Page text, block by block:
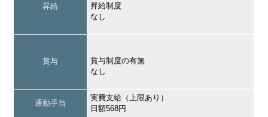
昇給
昇給制度
なし
賞与
賞与制度の有無
なし
通勤手当
実費支給（上限あり）
日額568円